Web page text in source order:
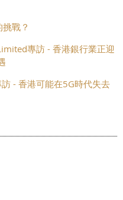
戰？
專訪 - 香港銀行業正迎
- 香港可能在5G時代失去